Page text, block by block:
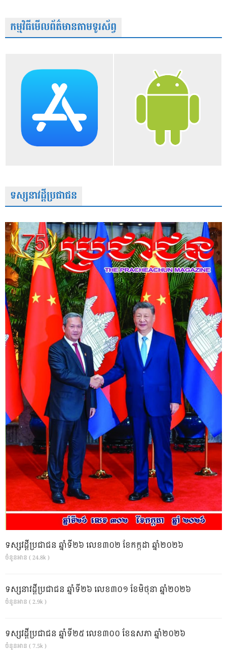
កម្មវិធីមើលព័ត៌មានតាមទូរស័ព្វ
ទស្សនាវដ្តីប្រជាជន
ទស្សវដ្តីប្រជាជន ឆ្នាំទី២៦ លេខ៣០២ ខែកក្កដា ឆ្នាំ២០២៦
ចំនួនអាន ( 24.8k )
ទស្សនាវដ្ដីប្រជាជន ឆ្នាំទី២៦ លេខ៣០១ ខែមិថុនា ឆ្នាំ២០២៦
ចំនួនអាន ( 2.9k )
ទស្សវដ្តីប្រជាជន ឆ្នាំទី២៥ លេខ៣០០ ខែឧសភា ឆ្នាំ២០២៦
ចំនួនអាន ( 7.5k )